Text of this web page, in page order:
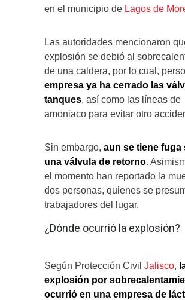
en el municipio de Lagos de
Las autoridades mencionaron
explosión se debió al
de una caldera, por lo cual,
empresa ya ha cerrado las
tanques, así como las líneas de
amoniaco para evitar otro
Sin embargo, aun se tiene fuga
una válvula de retorno.
el momento han reportado la
dos personas, quienes se
trabajadores del lugar.
¿Dónde ocurrió la explosión?
Según Protección Civil Jalisco,
explosión por
ocurrió en una empresa de